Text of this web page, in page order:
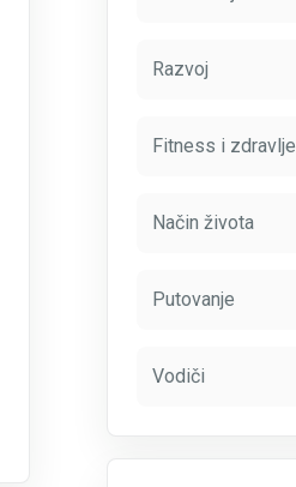
Razvoj
Fitness i zdravlje
Način života
Putovanje
Vodiči